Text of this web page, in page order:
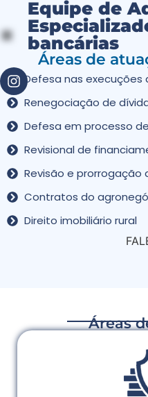
Equipe de
bancárias
Áreas de
Defesa nas execuções
Renegociação de
Defesa em processo
Revisional de
Revisão e prorrogação
Contratos do
Direito imobiliário rural
Áreas